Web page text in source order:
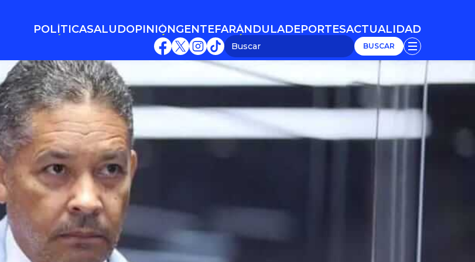
POLÍTICASALUDOPINIÓN
OPINIÓN
GENTE
GENTE
FARÁNDULA
FARÁNDULA
DEPORTESACTUALIDAD
ACTUALIDAD